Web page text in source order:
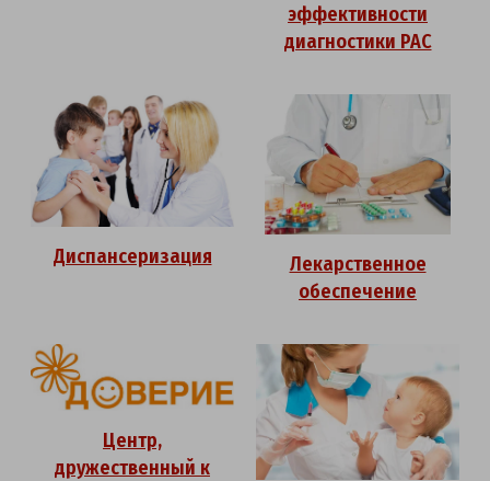
эффективности
диагностики РАС
Диспансеризация
Лекарственное
обеспечение
Центр,
дружественный к